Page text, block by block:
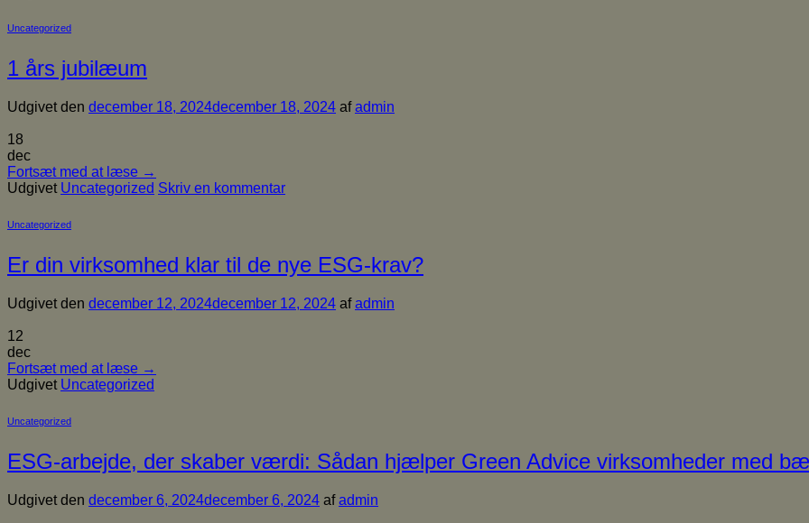
Uncategorized
1 års jubilæum
Udgivet den december 18, 2024december 18, 2024 afadmin
18
dec
Fortsæt med at læse →
Udgivet Uncategorized Skriv en kommentar
Uncategorized
Er din virksomhed klar til de nye ESG-krav?
Udgivet den december 12, 2024december 12, 2024 afadmin
12
dec
Fortsæt med at læse →
Udgivet Uncategorized
Uncategorized
ESG-arbejde, der skaber værdi: Sådan hjælper Green Advice virksomheder med
Udgivet den december 6, 2024december 6, 2024 afadmin